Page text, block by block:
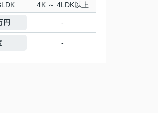
4K ～ 4LDK以上
円 -
-